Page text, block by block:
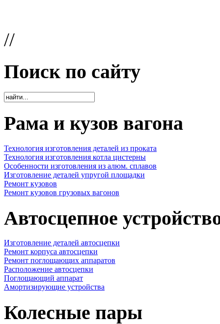
//
Поиск по сайту
Рама и кузов вагона
Технология изготовления деталей из проката
Технология изготовления котла цистерны
Особенности изготовления из алюм. сплавов
Изготовление деталей упругой площадки
Ремонт кузовов
Ремонт кузовов грузовых вагонов
Автосцепное
Изготовление деталей автосцепки
Ремонт корпуса автосцепки
Ремонт поглощающих аппаратов
Расположение автосцепки
Поглощающий аппарат
Амортизирующие устройства
Колесные пары